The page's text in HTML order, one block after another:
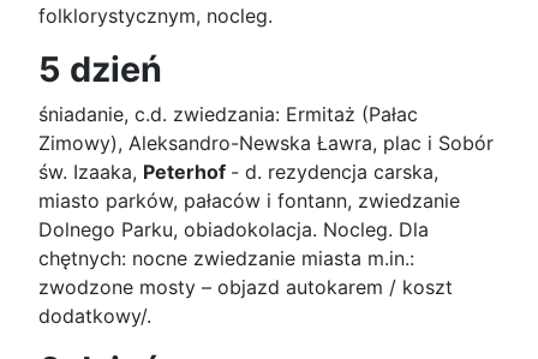
folklorystycznym, nocleg.
5 dzień
śniadanie, c.d. zwiedzania: Ermitaż (Pałac
Zimowy), Aleksandro-Newska Ławra, plac i Sobór
św. Izaaka, Peterhof - d. rezydencja carska,
miasto parków, pałaców i fontann, zwiedzanie
Dolnego Parku, obiadokolacja. Nocleg. Dla
chętnych: nocne zwiedzanie miasta m.in.:
zwodzone mosty – objazd autokarem / koszt
dodatkowy/.